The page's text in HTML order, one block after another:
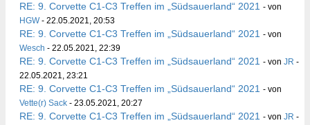
RE: 9. Corvette C1-C3 Treffen im „Südsauerland“ 2021 - von
HGW- 22.05.2021, 20:53
RE: 9. Corvette C1-C3 Treffen im „Südsauerland“ 2021 - von
Wesch - 22.05.2021, 22:39
RE: 9. Corvette C1-C3 Treffen im „Südsauerland“ 2021 - von JR -
22.05.2021, 23:21
RE: 9. Corvette C1-C3 Treffen im „Südsauerland“ 2021 - von
Vette(r) Sack - 23.05.2021, 20:27
RE: 9. Corvette C1-C3 Treffen im „Südsauerland“ 2021 - von JR -